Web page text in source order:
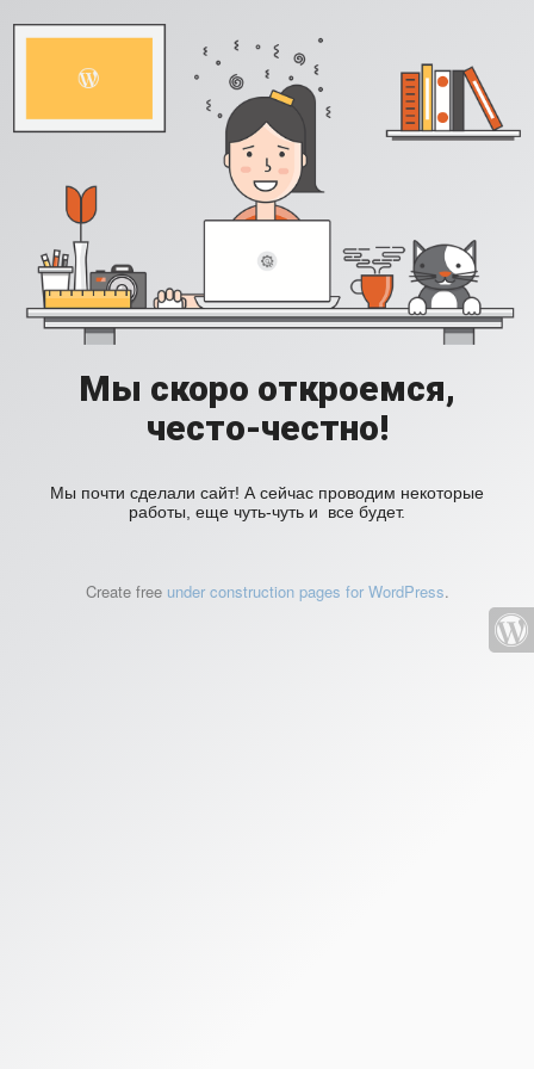
Мы скоро откроемся,
често-честно!
Мы почти сделали сайт! А сейчас проводим некоторые
работы, еще чуть-чуть и все будет.
Create free under construction pages for WordPress.